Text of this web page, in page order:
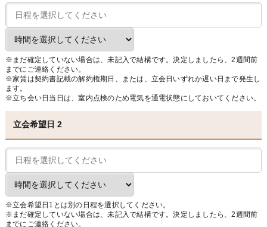
※まだ確定していない場合は、未記入で結構です。決定しましたら、2週間前
までにご連絡ください。
※家賃は契約書記載の解約権期日、または、立会日いずれか遅い日まで発生し
ます。
※立ち会い日当日は、室内点検のため電気を通電状態にしておいてください。
立会希望日 2
※立会希望日1とは別の日程を選択してください。
※まだ確定していない場合は、未記入で結構です。決定しましたら、2週間前
までにご連絡ください。